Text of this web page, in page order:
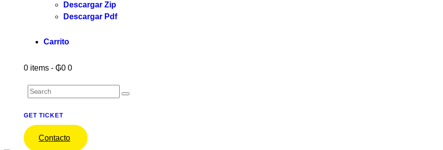
Descargar Zip
Descargar Pdf
Carrito
0 items - ₲0 0
GET TICKET
Contacto